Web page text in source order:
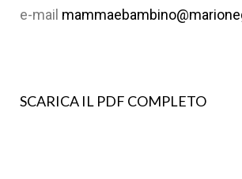
e-mail
SCARICA IL PDF COMPLETO